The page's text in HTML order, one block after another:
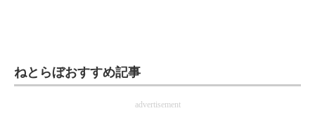
マーケ×ITの今がよく分かる
ねとらぼおすすめ記事
advertisement